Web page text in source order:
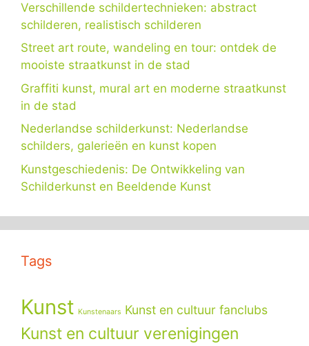
Verschillende schildertechnieken: abstract
schilderen, realistisch schilderen
Street art route, wandeling en tour: ontdek de
mooiste straatkunst in de stad
Graffiti kunst, mural art en moderne straatkunst
in de stad
Nederlandse schilderkunst: Nederlandse
schilders, galerieën en kunst kopen
Kunstgeschiedenis: De Ontwikkeling van
Schilderkunst en Beeldende Kunst
Tags
Kunst Kunstenaars Kunst en cultuur fanclubs
Kunst en cultuur verenigingen